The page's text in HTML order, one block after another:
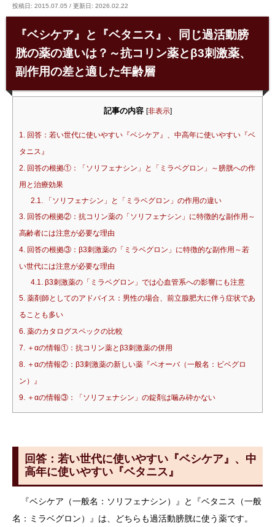
投稿日: 2015.07.05 / 更新日: 2026.02.22
『ベシケア』と『ベタニス』、同じ過活動膀
胱の薬の違いは？～抗コリン薬とβ3刺激薬、
副作用の差と適した年齢層
記事の内容 [非表示]
1. 回答：若い世代に使いやすい『ベシケア』、中高年に使いやすい『ベ
タニス』
2. 回答の根拠①：「ソリフェナシン」と「ミラベグロン」～膀胱への作
用と治療効果
2.1. 「ソリフェナシン」と「ミラベグロン」の作用の違い
3. 回答の根拠②：抗コリン薬の「ソリフェナシン」に特徴的な副作用～
高齢者には注意が必要な理由
4. 回答の根拠③：β3刺激薬の「ミラベグロン」に特徴的な副作用～若
い世代には注意が必要な理由
4.1. β3刺激薬の「ミラベグロン」では心血管系への影響にも注意
5. 薬剤師としてのアドバイス：男性の場合、前立腺肥大に伴う症状であ
ることも多い
6. 薬のカタログスペックの比較
7. ＋αの情報①：抗コリン薬とβ3刺激薬の併用
8. ＋αの情報②：β3刺激薬の新しい薬『ベオーバ（一般名：ビベグロ
ン）』
9. ＋αの情報③：「ソリフェナシン」の錠剤は噛み砕かない
回答：若い世代に使いやすい『ベシケア』、中
高年に使いやすい『ベタニス』
『ベシケア（一般名：ソリフェナシン）』と『ベタニス（一般
名：ミラベグロン）』は、どちらも過活動膀胱に使う薬です。